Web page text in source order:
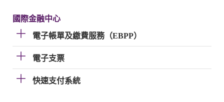
國際金融中心
電子帳單及繳費服務（EBPP）
電子支票
快速支付系統